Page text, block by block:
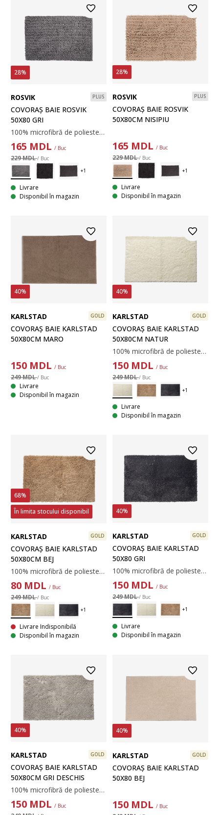
28%
ROSVIK PLUS
COVORAȘ BAIE ROSVIK
50X80 GRI
100% microfibră de poliester. Cu spate din latex, antiderapant. 50x80 cm
165 MDL / Buc
229 MDL/ Buc
Livrare
Disponibil în magazin
28%
ROSVIK PLUS
COVORAȘ BAIE ROSVIK
50X80CM NISIPIU
165 MDL / Buc
229 MDL/ Buc
Livrare
Disponibil în magazin
40%
KARLSTAD GOLD
COVORAȘ BAIE KARLSTAD
50X80CM MARO
150 MDL / Buc
249 MDL/ Buc
Livrare
Disponibil în magazin
40%
KARLSTAD GOLD
COVORAȘ BAIE KARLSTAD
50X80CM NATUR
100% microfibră de poliester. 50x80cm.
150 MDL / Buc
249 MDL/ Buc
Livrare
Disponibil în magazin
68%
În limita stocului disponibil
KARLSTAD GOLD
COVORAȘ BAIE KARLSTAD
50X80CM BEJ
100% microfibră de poliester. 50x80 cm
80 MDL / Buc
249 MDL/ Buc
Livrare Indisponibilă
Disponibil în magazin
40%
KARLSTAD GOLD
COVORAȘ BAIE KARLSTAD
50X80 GRI
100% microfibră de poliester. 50x80cm.
150 MDL / Buc
249 MDL/ Buc
Livrare
Disponibil în magazin
40%
KARLSTAD GOLD
COVORAȘ BAIE KARLSTAD
50X80CM GRI DESCHIS
100% microfibră de poliester. 50x80cm
150 MDL / Buc
40%
KARLSTAD GOLD
COVORAȘ BAIE KARLSTAD
50X80 BEJ
150 MDL / Buc